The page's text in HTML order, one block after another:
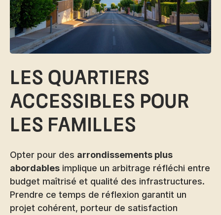
Les quartiers
accessibles pour
les familles
Opter pour des arrondissements plus
abordables implique un arbitrage réfléchi entre
budget maîtrisé et qualité des infrastructures.
Prendre ce temps de réflexion garantit un
projet cohérent, porteur de satisfaction